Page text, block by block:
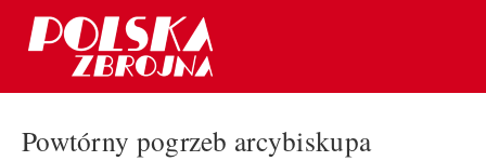
Powtórny pogrzeb arcybiskupa